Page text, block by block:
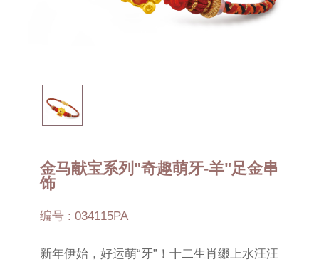
金马献宝系列"奇趣萌牙-羊"足金串
饰
编号 : 034115PA
新年伊始，好运萌“牙”！十二生肖缀上水汪汪